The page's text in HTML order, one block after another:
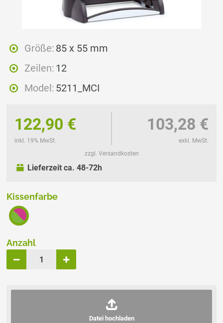
Größe: 85 x 55 mm
Zeilen: 12
Model: 5211_MCI
122,90 €
inkl. 19% MwSt.
103,28 €
exkl. MwSt.
zzgl. Versandkosten
Lieferzeit ca. 48-72h
Kissenfarbe
Anzahl
Datei hochladen